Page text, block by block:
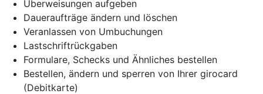
Überweisungen aufgeben
Daueraufträge ändern und löschen
Veranlassen von Umbuchungen
Lastschriftrückgaben
Formulare, Schecks und Ähnliches bestellen
Bestellen, ändern und sperren von Ihrer girocard
(Debitkarte)